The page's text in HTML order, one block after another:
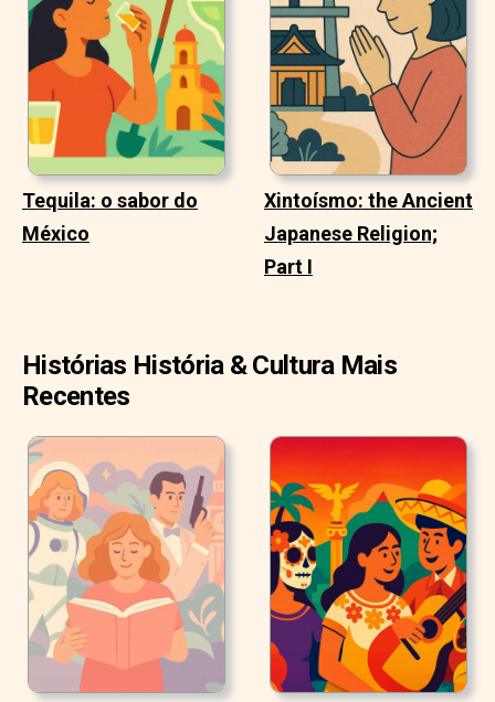
Tequila: o sabor do
México
Xintoísmo: the Ancient
Japanese Religion;
Part I
Histórias História & Cultura Mais
Recentes